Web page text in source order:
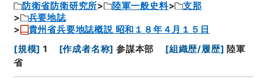
防衛省防衛研究所 陸軍一般史料
支那
兵要地誌
貴州省兵要地誌概説 昭和１８年４月１５日
[規模] 1 [作成者名称] 参謀本部 [組織歴/履歴] 陸軍
省